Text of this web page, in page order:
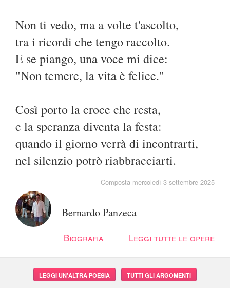
Non ti vedo, ma a volte t'ascolto,
tra i ricordi che tengo raccolto.
E se piango, una voce mi dice:
"Non temere, la vita è felice."
Così porto la croce che resta,
e la speranza diventa la festa:
quando il giorno verrà di incontrarti,
nel silenzio potrò riabbracciarti.
Composta mercoledì 3 settembre 2025
Bernardo Panzeca
Biografia Leggi tutte le opere
LEGGI UN'ALTRA POESIA TUTTI GLI ARGOMENTI